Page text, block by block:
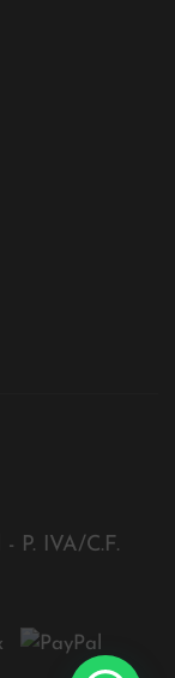
- P. IVA/C.F.